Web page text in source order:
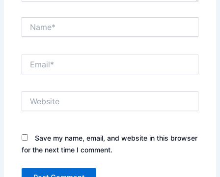
Save my name, email, and website in this browser
for the next time I comment.